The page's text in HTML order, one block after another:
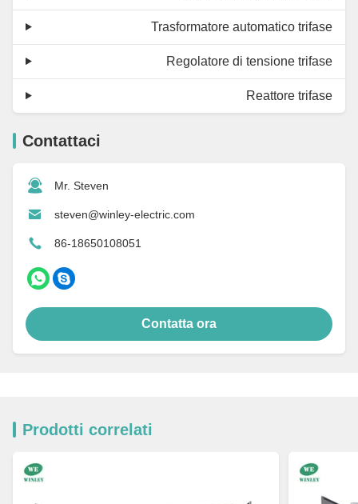
Trasformatore automatico trifase
Regolatore di tensione trifase
Reattore trifase
Contattaci
Mr. Steven
steven@winley-electric.com
86-18650108051
Contatta ora
Prodotti correlati